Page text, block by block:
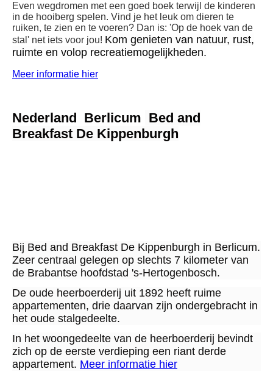
Even wegdromen met een goed boek terwijl de kinderen
in de hooiberg spelen. Vind je het leuk om dieren te
ruiken, te zien en te voeren? Dan is: 'Op de hoek van de
stal' net iets voor jou! Kom genieten van natuur, rust,
ruimte en volop recreatiemogelijkheden.
Meer informatie hier
Nederland Berlicum Bed and
Breakfast De Kippenburgh
Bij Bed and Breakfast De Kippenburgh in Berlicum.
Zeer centraal gelegen op slechts 7 kilometer van
de Brabantse hoofdstad 's-Hertogenbosch.
De oude heerboerderij uit 1892 heeft ruime
appartementen, drie daarvan zijn ondergebracht in
het oude stalgedeelte.
In het woongedeelte van de heerboerderij bevindt
zich op de eerste verdieping een riant derde
appartement. Meer informatie hier